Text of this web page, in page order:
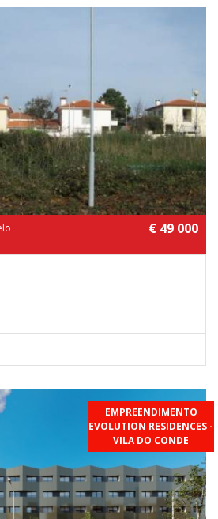
€ 49 000
EMPREENDIMENTO
EVOLUTION RESIDENCES -
VILA DO CONDE